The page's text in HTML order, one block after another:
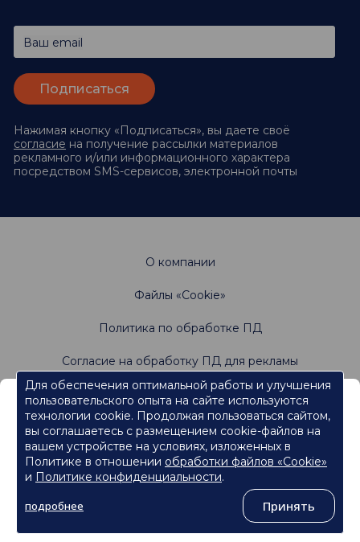
Ваш email
Нажимая кнопку «Подписаться», вы даете своё
согласие на получение рассылки материалов
рекламного и/или информационного характера
посредством SMS-сервисов, электронной почты
, 2026
О компании
Файлы «Cookie»
Политика по обработке ПД
Согласие на обработку ПД для рекламы
Не является офертой. Имеются противопоказания.
Проконсультируйтесь со специалистами
Информация, содержащаяся на данном веб-
сайте, предназначена для работников
сферы здравоохранения.
Нажмите кнопку "Продолжить", чтобы подтвердить, что
являетесь работником сферы здравоохранения и перейти к
Для обеспечения оптимальной работы и улучшения
пользовательского опыта на сайте используются
технологии cookie. Продолжая пользоваться сайтом,
вы соглашаетесь с размещением cookie-файлов на
вашем устройстве на условиях, изложенных в
Политике в отношении обработки файлов «Cookie»
и Политике конфиденциальности.
подробнее
Принять